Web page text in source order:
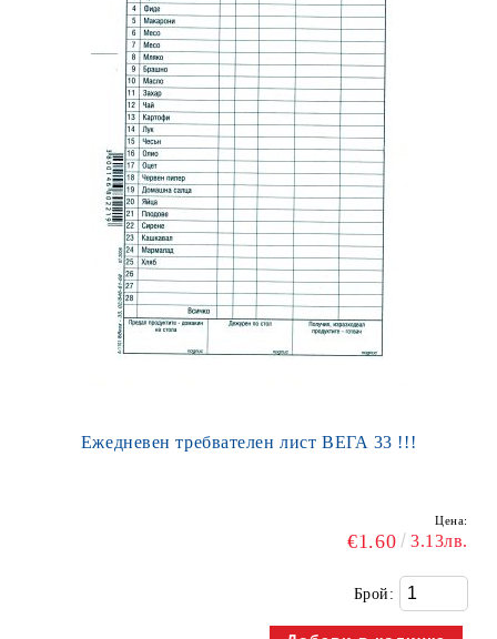
Ежедневен требвателен лист ВЕГА 33 !!!
Цена:
€1.60 3.13лв.
Брой: